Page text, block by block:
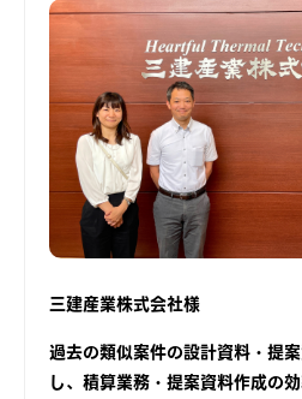
三建産業株式会社様
過去の類似案件の設計資料・提
し、積算業務・提案資料作成の